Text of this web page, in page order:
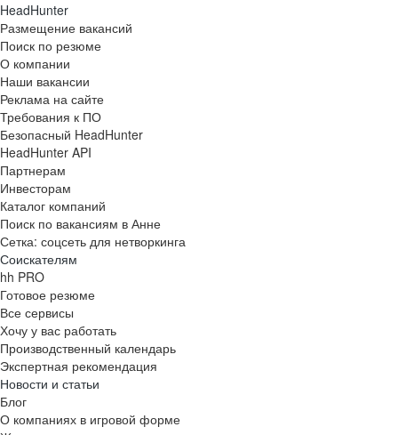
HeadHunter
Размещение вакансий
Поиск по резюме
О компании
Наши вакансии
Реклама на сайте
Требования к ПО
Безопасный HeadHunter
HeadHunter API
Партнерам
Инвесторам
Каталог компаний
Поиск по вакансиям в Анне
Сетка: соцсеть для нетворкинга
Соискателям
hh PRO
Готовое резюме
Все сервисы
Хочу у вас работать
Производственный календарь
Экспертная рекомендация
Новости и статьи
Блог
О компаниях в игровой форме